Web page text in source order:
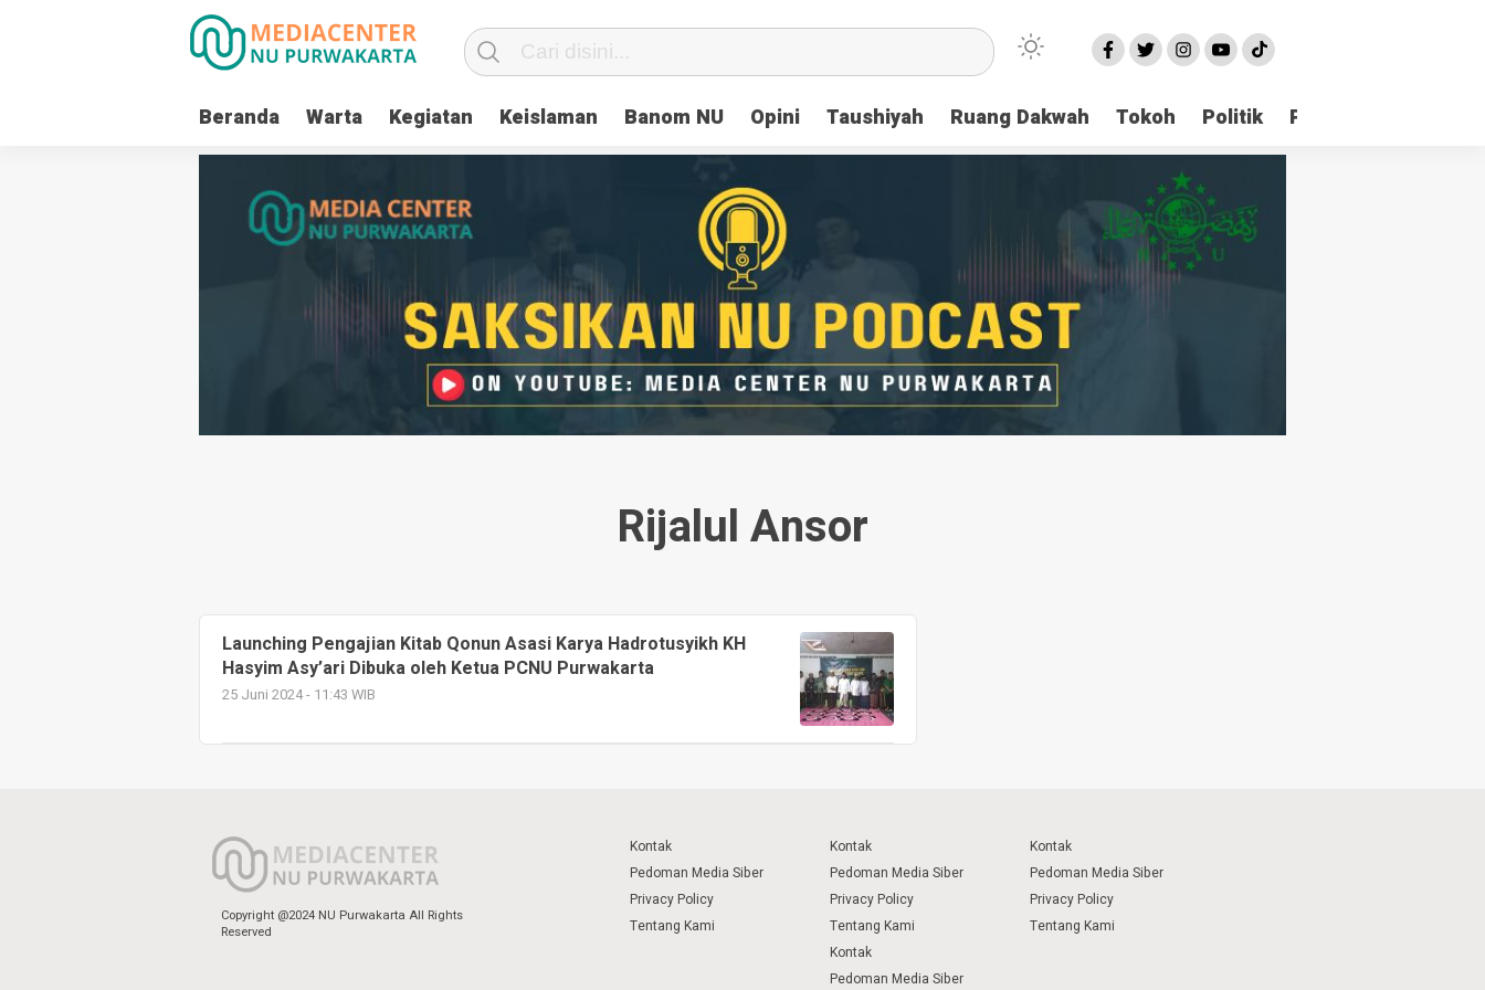
Beranda Warta Kegiatan Keislaman Banom NU Opini Taushiyah Ruang Dakwah Tokoh Politik Pondok Pesantren
Rijalul Ansor
Launching Pengajian Kitab Qonun Asasi Karya Hadrotusyikh KH
Hasyim Asy’ari Dibuka oleh Ketua PCNU Purwakarta
25 Juni 2024 - 11:43 WIB
Copyright @2024 NU Purwakarta All Rights
Reserved
Kontak
Pedoman Media Siber
Privacy Policy
Tentang Kami
Kontak
Pedoman Media Siber
Privacy Policy
Tentang Kami
Kontak
Pedoman Media Siber
Privacy Policy
Tentang Kami
Kontak
Pedoman Media Siber